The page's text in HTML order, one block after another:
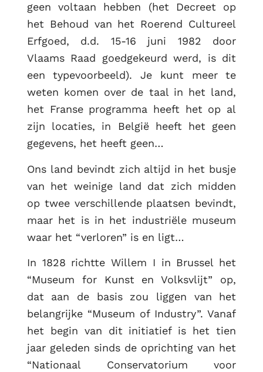
geen voltaan hebben (het Decreet op
het Behoud van het Roerend Cultureel
Erfgoed, d.d. 15-16 juni 1982 door
Vlaams Raad goedgekeurd werd, is dit
een typevoorbeeld). Je kunt meer te
weten komen over de taal in het land,
het Franse programma heeft het op al
zijn locaties, in België heeft het geen
gegevens, het heeft geen…
Ons land bevindt zich altijd in het busje
van het weinige land dat zich midden
op twee verschillende plaatsen bevindt,
maar het is in het industriële museum
waar het “verloren” is en ligt…
In 1828 richtte Willem I in Brussel het
“Museum for Kunst en Volksvlijt” op,
dat aan de basis zou liggen van het
belangrijke “Museum of Industry”. Vanaf
het begin van dit initiatief is het tien
jaar geleden sinds de oprichting van het
“Nationaal Conservatorium voor